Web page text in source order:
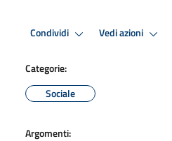
Condividi Vedi azioni
Categorie:
Sociale
Argomenti: